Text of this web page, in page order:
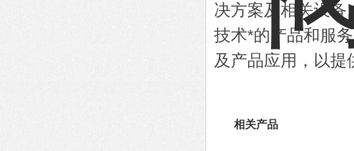
决方案及相关设备
技术*的产品和服
及产品应用，以提
相关产品